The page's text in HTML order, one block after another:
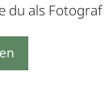
du als